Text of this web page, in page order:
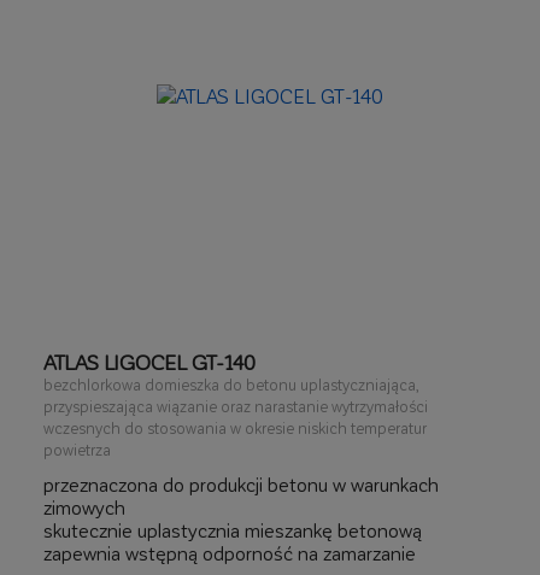
ATLAS LIGOCEL GT-140
bezchlorkowa domieszka do betonu uplastyczniająca,
przyspieszająca wiązanie oraz narastanie wytrzymałości
wczesnych do stosowania w okresie niskich temperatur
powietrza
przeznaczona do produkcji betonu w warunkach
zimowych
skutecznie uplastycznia mieszankę betonową
zapewnia wstępną odporność na zamarzanie